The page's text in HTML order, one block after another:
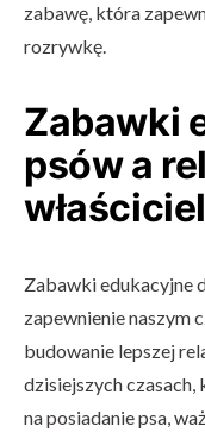
zabawę, która
rozrywkę.
Zabawki
psów a
Zabawki edukacyjne
zapewnienie naszym
budowanie lepszej
dzisiejszych czasach,
na posiadanie psa,